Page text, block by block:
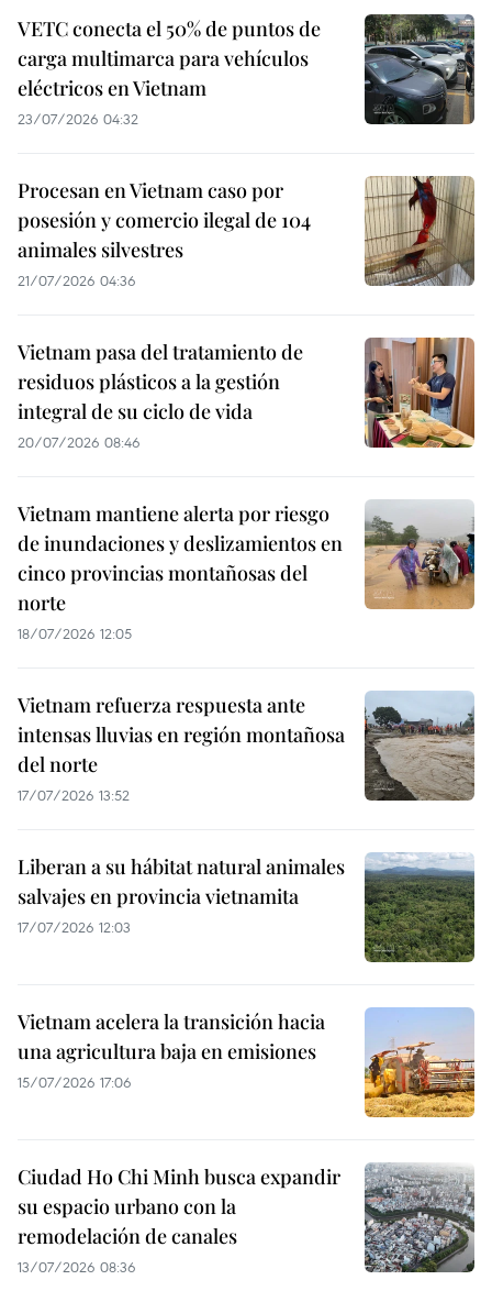
VETC conecta el 50% de puntos de
carga multimarca para vehículos
eléctricos en Vietnam
23/07/2026 04:32
Procesan en Vietnam caso por
posesión y comercio ilegal de 104
animales silvestres
21/07/2026 04:36
Vietnam pasa del tratamiento de
residuos plásticos a la gestión
integral de su ciclo de vida
20/07/2026 08:46
Vietnam mantiene alerta por riesgo
de inundaciones y deslizamientos en
cinco provincias montañosas del
norte
18/07/2026 12:05
Vietnam refuerza respuesta ante
intensas lluvias en región montañosa
del norte
17/07/2026 13:52
Liberan a su hábitat natural animales
salvajes en provincia vietnamita
17/07/2026 12:03
Vietnam acelera la transición hacia
una agricultura baja en emisiones
15/07/2026 17:06
Ciudad Ho Chi Minh busca expandir
su espacio urbano con la
remodelación de canales
13/07/2026 08:36